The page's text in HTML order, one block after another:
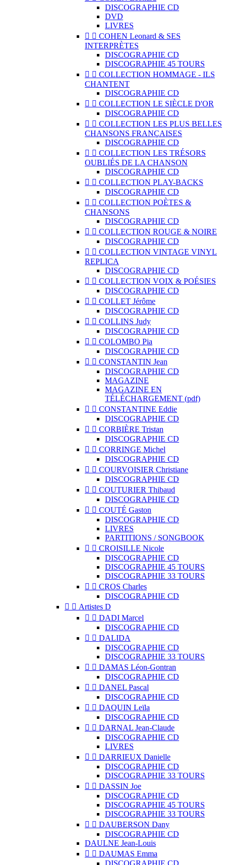
DISCOGRAPHIE CD
DVD
LIVRES
  COHEN Leonard & SES
INTERPRÈTES
DISCOGRAPHIE CD
DISCOGRAPHIE 45 TOURS
  COLLECTION HOMMAGE - ILS
CHANTENT
DISCOGRAPHIE CD
  COLLECTION LE SIÈCLE D'OR
DISCOGRAPHIE CD
  COLLECTION LES PLUS BELLES
CHANSONS FRANÇAISES
DISCOGRAPHIE CD
  COLLECTION LES TRÉSORS
OUBLIÉS DE LA CHANSON
DISCOGRAPHIE CD
  COLLECTION PLAY-BACKS
DISCOGRAPHIE CD
  COLLECTION POÈTES &
CHANSONS
DISCOGRAPHIE CD
  COLLECTION ROUGE & NOIRE
DISCOGRAPHIE CD
  COLLECTION VINTAGE VINYL
REPLICA
DISCOGRAPHIE CD
  COLLECTION VOIX & POÉSIES
DISCOGRAPHIE CD
  COLLET Jérôme
DISCOGRAPHIE CD
  COLLINS Judy
DISCOGRAPHIE CD
  COLOMBO Pia
DISCOGRAPHIE CD
  CONSTANTIN Jean
DISCOGRAPHIE CD
MAGAZINE
MAGAZINE EN
TÉLÉCHARGEMENT (pdf)
  CONSTANTINE Eddie
DISCOGRAPHIE CD
  CORBIÈRE Tristan
DISCOGRAPHIE CD
  CORRINGE Michel
DISCOGRAPHIE CD
  COURVOISIER Christiane
DISCOGRAPHIE CD
  COUTURIER Thibaud
DISCOGRAPHIE CD
  COUTÉ Gaston
DISCOGRAPHIE CD
LIVRES
PARTITIONS / SONGBOOK
  CROISILLE Nicole
DISCOGRAPHIE CD
DISCOGRAPHIE 45 TOURS
DISCOGRAPHIE 33 TOURS
  CROS Charles
DISCOGRAPHIE CD
  Artistes D
  DADI Marcel
DISCOGRAPHIE CD
  DALIDA
DISCOGRAPHIE CD
DISCOGRAPHIE 33 TOURS
  DAMAS Léon-Gontran
DISCOGRAPHIE CD
  DANEL Pascal
DISCOGRAPHIE CD
  DAQUIN Leïla
DISCOGRAPHIE CD
  DARNAL Jean-Claude
DISCOGRAPHIE CD
LIVRES
  DARRIEUX Danielle
DISCOGRAPHIE CD
DISCOGRAPHIE 33 TOURS
  DASSIN Joe
DISCOGRAPHIE CD
DISCOGRAPHIE 45 TOURS
DISCOGRAPHIE 33 TOURS
  DAUBERSON Dany
DISCOGRAPHIE CD
DAULNE Jean-Louis
  DAUMAS Emma
DISCOGRAPHIE CD